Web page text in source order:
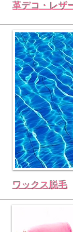
革デコ・レザ
ワックス脱毛